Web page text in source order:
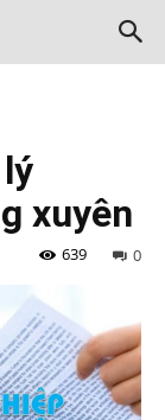
xuyên
0
639